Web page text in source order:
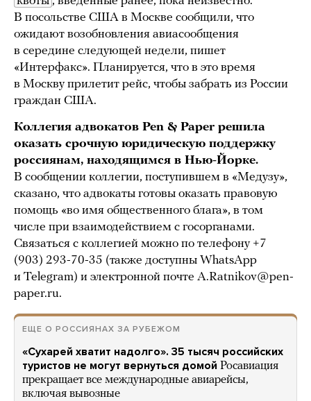
В посольстве США в Москве сообщили, что
ожидают возобновления авиасообщения
в середине следующей недели, пишет
«Интерфакс». Планируется, что в это время
в Москву прилетит рейс, чтобы забрать из России
граждан США.
Коллегия адвокатов Pen & Paper решила
оказать срочную юридическую поддержку
россиянам, находящимся в Нью-Йорке.
В сообщении коллегии, поступившем в «Медузу»,
сказано, что адвокаты готовы оказать правовую
помощь «во имя общественного блага», в том
числе при взаимодействием с госорганами.
Связаться с коллегией можно по телефону +7
(903) 293-70-35 (также доступны WhatsApp
и Telegram) и электронной почте A.Ratnikov@pen-
paper.ru.
ЕЩЕ О РОССИЯНАХ ЗА РУБЕЖОМ
«Сухарей хватит надолго». 35 тысяч российских
туристов не могут вернуться домой Росавиация
прекращает все международные авиарейсы,
включая вывозные